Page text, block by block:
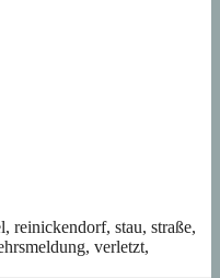
, reinickendorf, stau, straße,
, verletzt,